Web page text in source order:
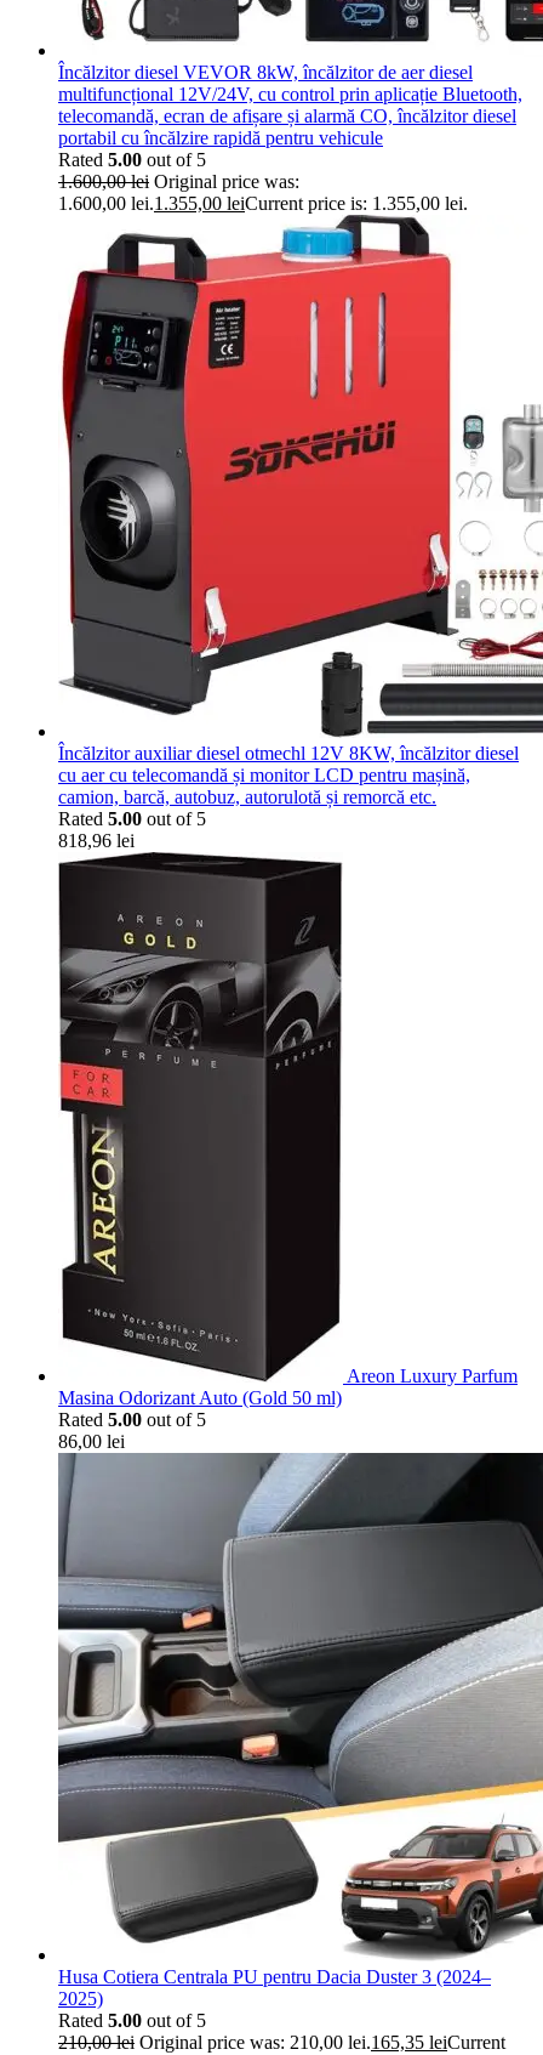
Încălzitor diesel VEVOR 8kW, încălzitor de aer diesel
multifuncțional 12V/24V, cu control prin aplicație Bluetooth,
telecomandă, ecran de afișare și alarmă CO, încălzitor diesel
portabil cu încălzire rapidă pentru vehicule
Rated 5.00 out of 5
1.600,00lei Original price was:
1.600,00 lei.1.355,00 leiCurrent price is: 1.355,00 lei.
Încălzitor auxiliar diesel otmechl 12V 8KW, încălzitor diesel
cu aer cu telecomandă și monitor LCD pentru mașină,
camion, barcă, autobuz, autorulotă și remorcă etc.
Rated 5.00 out of 5
818,96 lei
Areon Luxury Parfum
Masina Odorizant Auto (Gold 50 ml)
Rated 5.00 out of 5
86,00 lei
Husa Cotiera Centrala PU pentru Dacia Duster 3 (2024–
2025)
Rated 5.00 out of 5
210,00lei Original price was: 210,00 lei.165,35 leiCurrent